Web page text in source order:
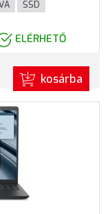
SSD
ELÉRHETŐ
kosárba